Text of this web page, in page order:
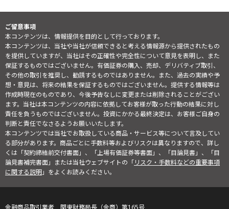
ご留意事項
本コンテンツは、情報提供を目的として行っております。
本コンテンツは、当社や当社が信頼できると考える情報源から提供されたもの
を提供していますが、当社はその正確性や完全性について意見を表明し、また
保証するものではございません。有価証券の購入、売却、デリバティブ取引、
その他の取引を推奨し、勧誘するものではありません。また、過去の実績や予
想・意見は、将来の結果を保証するものではございません。提供する情報等は
作成時現在のものであり、今後予告なしに変更または削除されることがござい
ます。当社は本コンテンツの内容に依拠してお客様が取った行動の結果に対し
責任を負うものではございません。投資にかかる最終決定は、お客様ご自身の
判断と責任でなさるようお願いいたします。
本コンテンツでは当社でお取扱している商品・サービス等について言及してい
る部分があります。商品ごとに手数料等およびリスクは異なりますので、詳し
くは「契約締結前交付書面」、「上場有価証券等書面」、「目論見書」、「目
論見書補完書面」または当社ウェブサイトの「リスク・手数料などの重要事項
に関する説明」をよくお読みください。